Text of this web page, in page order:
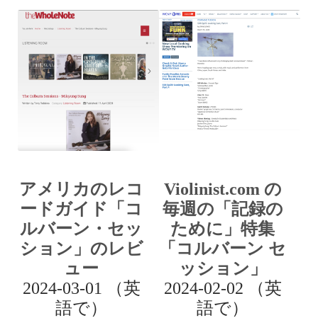
アメリカのレコ
ードガイド「コ
ルバーン・セッ
ション」のレビ
ュー
2024-03-01 （英
語で）
Violinist.com の
毎週の「記録の
ために」特集
「コルバーン セ
ッション」
2024-02-02 （英
語で）